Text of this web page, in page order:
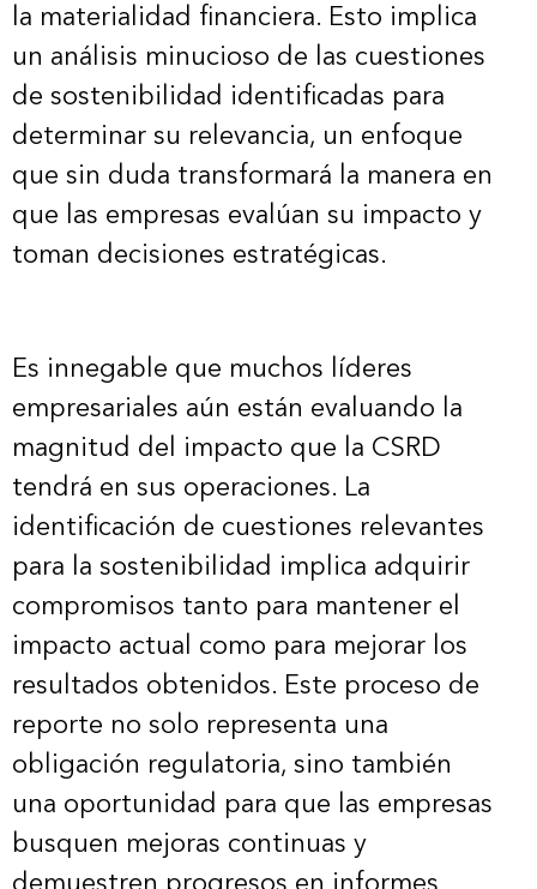
la materialidad financiera. Esto implica
un análisis minucioso de las cuestiones
de sostenibilidad identificadas para
determinar su relevancia, un enfoque
que sin duda transformará la manera en
que las empresas evalúan su impacto y
toman decisiones estratégicas.
Es innegable que muchos líderes
empresariales aún están evaluando la
magnitud del impacto que la CSRD
tendrá en sus operaciones. La
identificación de cuestiones relevantes
para la sostenibilidad implica adquirir
compromisos tanto para mantener el
impacto actual como para mejorar los
resultados obtenidos. Este proceso de
reporte no solo representa una
obligación regulatoria, sino también
una oportunidad para que las empresas
busquen mejoras continuas y